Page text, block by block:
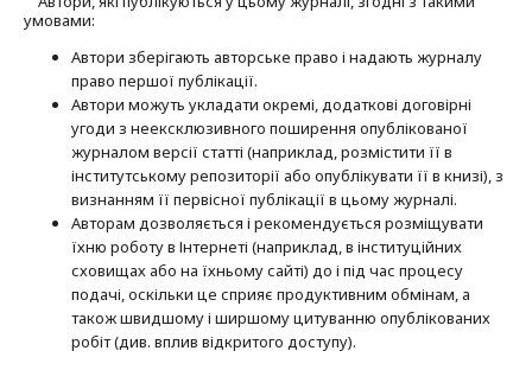
умовами:
Автори зберігають авторське право і надають журналу
право першої публі­кації.
Автори можуть укладати окремі, додат­кові договірні
угоди з неексклюзив­ного поширення опублікованої
журналом версії статті (наприклад, розмістити її в
інститутському репозиторії або опубліку­вати її в книзі), з
визнанням її первісної публікації в цьому журналі.
Авторам дозволяється і рекомендується розміщувати
їхню роботу в Інтернеті (наприклад, в інституційних
сховищах або на їхньому сайті) до і під час процесу
подачі, оскільки це сприяє продуктивним обмінам, а
також швидшому і ширшому цитуванню опубліко­ва­них
робіт (див. вплив відкритого доступу).